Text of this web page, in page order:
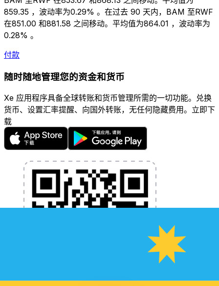
859.35 ，波动率为0.29% 。在过去 90 天内，BAM 至RWF
在851.00 和881.58 之间移动。平均值为864.01 ，波动率为
0.28% 。
付款
随时随地管理您的资金和货币
Xe 应用程序具备全球转账和货币管理所需的一切功能。兑换
货币、设置汇率提醒、向国外转账，无任何隐藏费用。立即下
载